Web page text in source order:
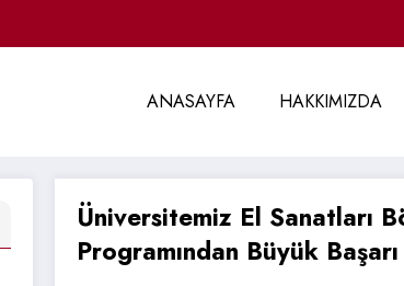
ANASAYFA HAKKIMIZDA
Üniversitemiz El Sanatları
Programından Büyük Başarı